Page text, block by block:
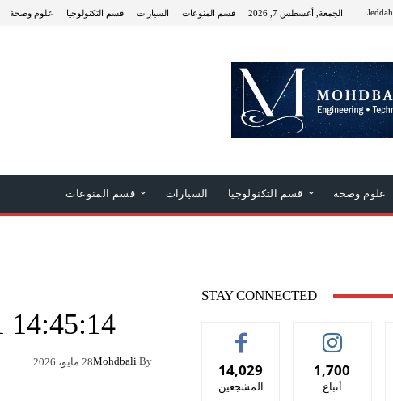
Jeddah الجمعة, أغسطس 7, 2026 علوم وصحة قسم التكنولوجيا السيارات قسم المنوعات
علوم وصحة قسم التكنولوجيا السيارات قسم المنوعات
14:45:14
By
Mohdbali28 مايو، 2026
STAY CONNECTED
14,029
المشجعين
1,700
أتباع